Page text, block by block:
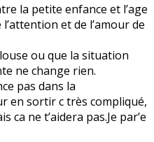
la petite enfance et l’age
et de l’amour de
ou que la situation
ne change rien.
pas dans la
en sortir c très compliqué,
ca ne t’aidera pas.Je par’e